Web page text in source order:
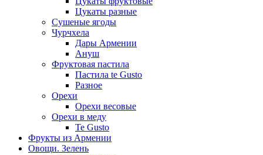
Цукаты разные
Сушеные ягоды
Чурчхела
Дары Армении
Ануш
Фруктовая пастила
Пастила te Gusto
Разное
Орехи
Орехи весовые
Орехи в меду
Te Gusto
Фрукты из Армении
Овощи. Зелень